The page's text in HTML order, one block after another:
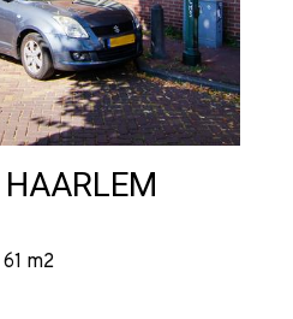
HAARLEM
61 m2